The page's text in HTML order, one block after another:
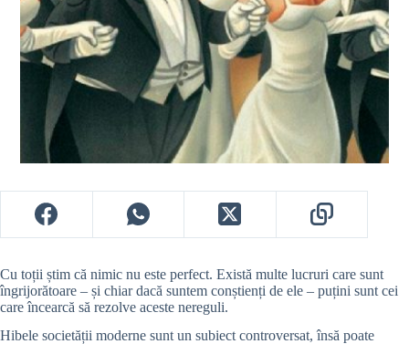
Cu toții știm că nimic nu este perfect. Există multe lucruri care sunt
îngrijorătoare – și chiar dacă suntem conștienți de ele – puțini sunt cei
care încearcă să rezolve aceste nereguli.
Hibele societății moderne sunt un subiect controversat, însă poate